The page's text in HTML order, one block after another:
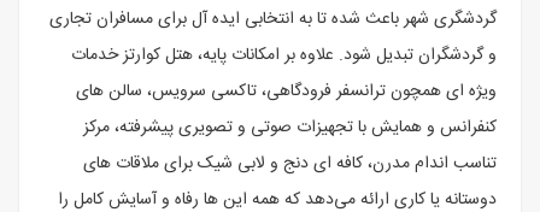
گردشگری شهر باعث شده تا به انتخابی ایده‌ آل برای مسافران تجاری
و گردشگران تبدیل شود. علاوه بر امکانات پایه، هتل کوارتز خدمات
ویژه‌ ای همچون ترانسفر فرودگاهی، تاکسی سرویس، سالن ‌های
کنفرانس و همایش با تجهیزات صوتی و تصویری پیشرفته، مرکز
تناسب اندام مدرن، کافه‌ ای دنج و لابی شیک برای ملاقات‌ های
دوستانه یا کاری ارائه می‌دهد که همه این ‌ها رفاه و آسایش کامل را